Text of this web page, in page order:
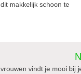
makkelijk schoon te
vindt je mooi bij